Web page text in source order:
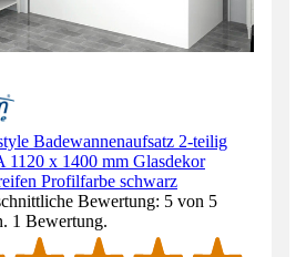
Badewannenaufsatz 2-teilig
x 1400 mm Glasdekor
Profilfarbe schwarz
Bewertung: 5 von 5
1 Bewertung.